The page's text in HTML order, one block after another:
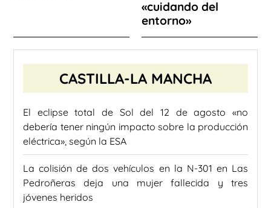
«cuidando del
entorno»
CASTILLA-LA MANCHA
El eclipse total de Sol del 12 de agosto «no
debería tener ningún impacto sobre la producción
eléctrica», según la ESA
La colisión de dos vehículos en la N-301 en Las
Pedroñeras deja una mujer fallecida y tres
jóvenes heridos